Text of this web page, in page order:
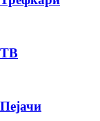
ТВ
Пејачи